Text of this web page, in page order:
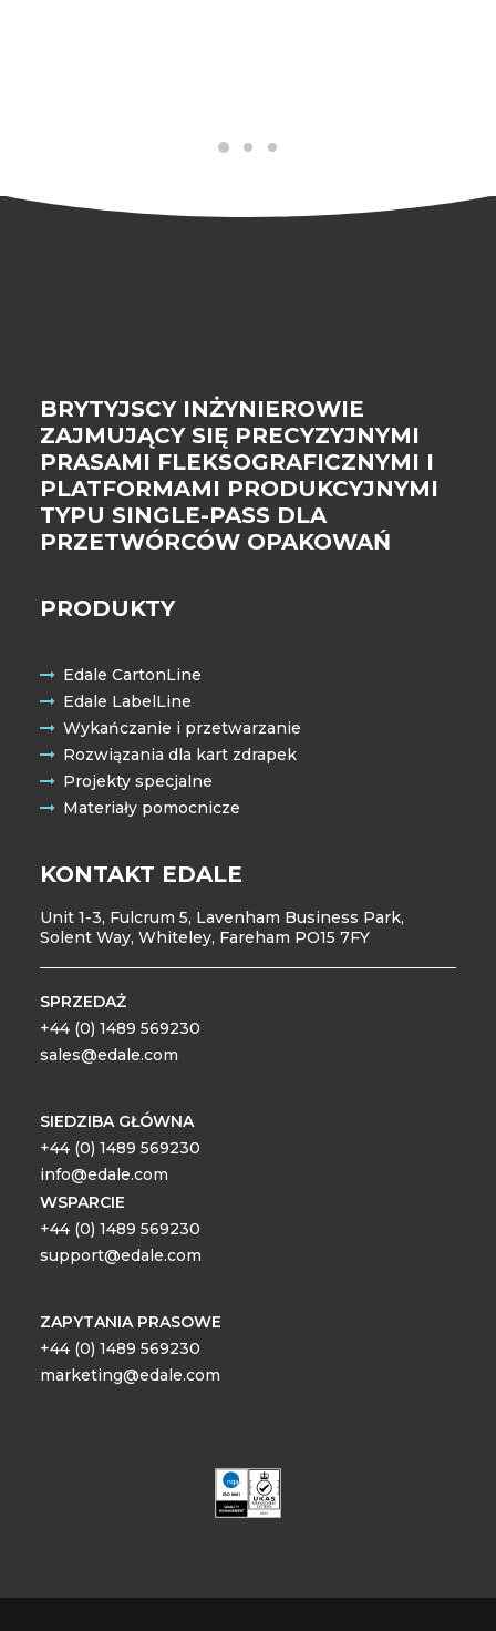
BRYTYJSCY INŻYNIEROWIE
ZAJMUJĄCY SIĘ PRECYZYJNYMI
PRASAMI FLEKSOGRAFICZNYMI I
PLATFORMAMI PRODUKCYJNYMI
TYPU SINGLE-PASS DLA
PRZETWÓRCÓW OPAKOWAŃ
PRODUKTY
Edale CartonLine
Edale LabelLine
Wykańczanie i przetwarzanie
Rozwiązania dla kart zdrapek
Projekty specjalne
Materiały pomocnicze
KONTAKT EDALE
Unit 1-3, Fulcrum 5, Lavenham Business Park,
Solent Way, Whiteley, Fareham PO15 7FY
SPRZEDAŻ
+44 (0) 1489 569230
sales@edale.com
SIEDZIBA GŁÓWNA
+44 (0) 1489 569230
info@edale.com
WSPARCIE
+44 (0) 1489 569230
support@edale.com
ZAPYTANIA PRASOWE
+44 (0) 1489 569230
marketing@edale.com